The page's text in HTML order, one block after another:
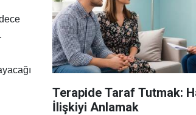
Terapide Taraf Tutmak:
İlişkiyi Anlamak